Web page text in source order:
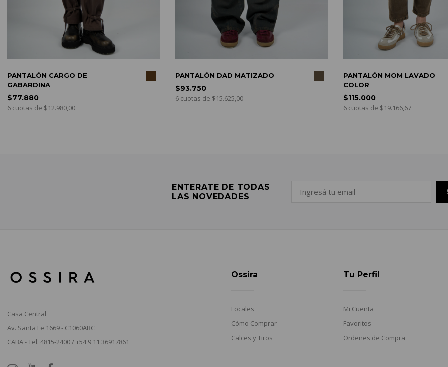
PANTALÓN DAD MATIZADO
PANTALÓN MOM LAVADO
ENTERATE DE TODAS
LAS NOVEDADES
Casa Central
Av. Santa Fe 1669 - C1060ABC
CABA - Tel. 4815-2400 / +54 9 11 36917861
Ossira
Locales
Cómo Comprar
Calces y Tiros
Tu Perfil
Mi Cuenta
Favoritos
Ordenes de Compra